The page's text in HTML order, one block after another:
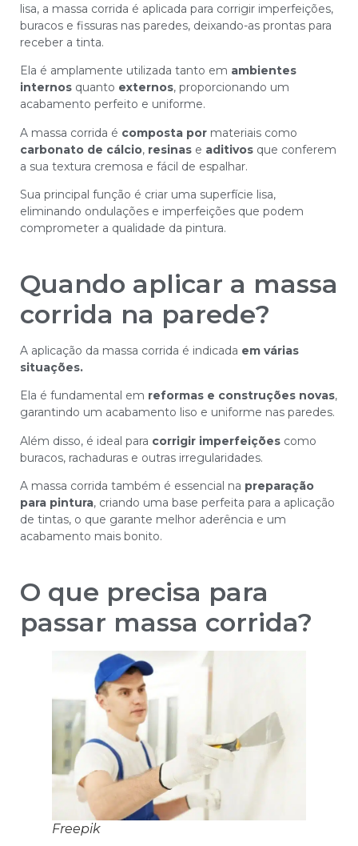
lisa, a massa corrida é aplicada para corrigir imperfeições,
buracos e fissuras nas paredes, deixando-as prontas para
receber a tinta.
Ela é amplamente utilizada tanto em ambientes
internos quanto externos, proporcionando um
acabamento perfeito e uniforme.
A massa corrida é composta por materiais como
carbonato de cálcio, resinas e aditivos que conferem
a sua textura cremosa e fácil de espalhar.
Sua principal função é criar uma superfície lisa,
eliminando ondulações e imperfeições que podem
comprometer a qualidade da pintura.
Quando aplicar a massa
corrida na parede?
A aplicação da massa corrida é indicada em várias
situações.
Ela é fundamental em reformas e construções novas,
garantindo um acabamento liso e uniforme nas paredes.
Além disso, é ideal para corrigir imperfeições como
buracos, rachaduras e outras irregularidades.
A massa corrida também é essencial na preparação
para pintura, criando uma base perfeita para a aplicação
de tintas, o que garante melhor aderência e um
acabamento mais bonito.
O que precisa para
passar massa corrida?
Freepik